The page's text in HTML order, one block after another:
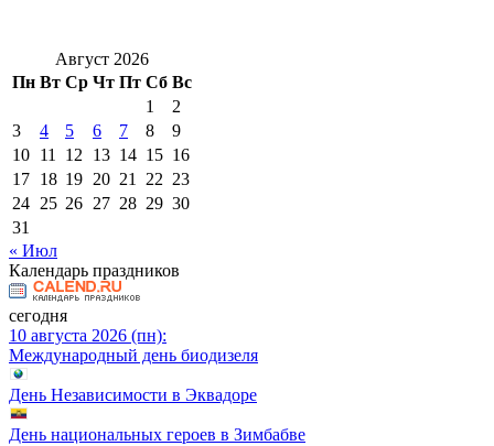
Август 2026
Пн Вт Ср Чт Пт Сб Вс
1
2
3
4 5 6 7 8
9
10 11 12 13 14 15 16
17 18 19 20 21 22 23
24 25 26 27 28 29 30
31
« Июл
Календарь праздников
сегодня
10 августа 2026 (пн):
Международный день биодизеля
День Независимости в Эквадоре
День национальных героев в Зимбабве